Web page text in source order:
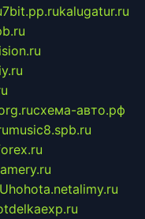
7bit.pp.rukalugatur.ru
схема-авто.рф
music8.spb.ru
hohota.netalimy.ru